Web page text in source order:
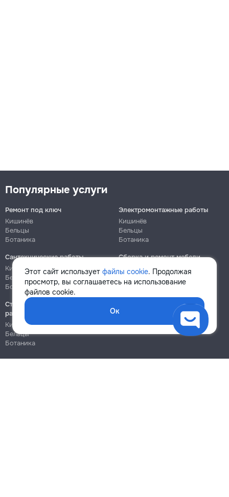
Этот сайт использует файлы cookie. Продолжая
просмотр, вы соглашаетесь на использование
файлов cookie.
Ок
Популярные услуги
Ремонт под ключ
Кишинёв
Бельцы
Ботаника
Электромонтажные работы
Кишинёв
Бельцы
Ботаника
Сантехнические работы
Кишинёв
Бельцы
Ботаника
Сборка и ремонт мебели
Кишинёв
Ботаника
Строительно-монтажные
работы
Кишинёв
Бельцы
Ботаника